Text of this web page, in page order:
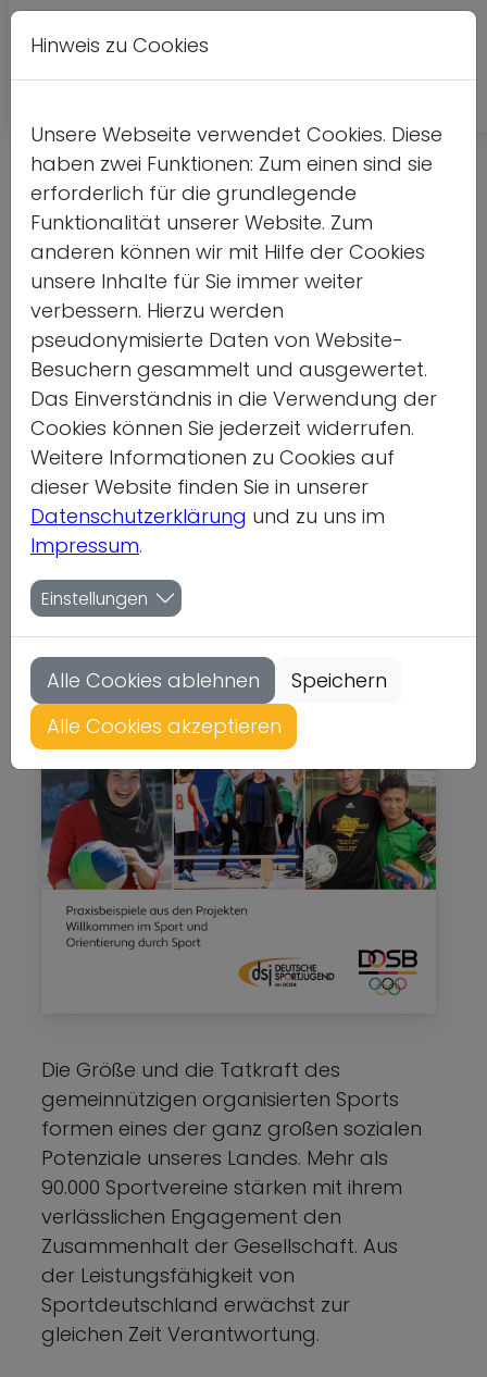
Leichte
Detailseite
Home
Vorlesen
Aktiv im Sport für und
mit Geflüchteten
Integration & Interkulturelles
Status: nicht lieferbar
Die Größe und die Tatkraft des
gemeinnützigen organisierten Sports
formen eines der ganz großen sozialen
Potenziale unseres Landes. Mehr als
90.000 Sportvereine stärken mit ihrem
verlässlichen Engagement den
Zusammenhalt der Gesellschaft. Aus
der Leistungsfähigkeit von
Sportdeutschland erwächst zur
gleichen Zeit Verantwortung.
Hinweis zu Cookies
Unsere Webseite verwendet Cookies. Diese
haben zwei Funktionen: Zum einen sind sie
erforderlich für die grundlegende
Funktionalität unserer Website. Zum
anderen können wir mit Hilfe der Cookies
unsere Inhalte für Sie immer weiter
verbessern. Hierzu werden
pseudonymisierte Daten von Website-
Besuchern gesammelt und ausgewertet.
Das Einverständnis in die Verwendung der
Cookies können Sie jederzeit widerrufen.
Weitere Informationen zu Cookies auf
dieser Website finden Sie in unserer
Datenschutzerklärung und zu uns im
Impressum.
Einstellungen
Alle Cookies ablehnen
Speichern
Alle Cookies akzeptieren